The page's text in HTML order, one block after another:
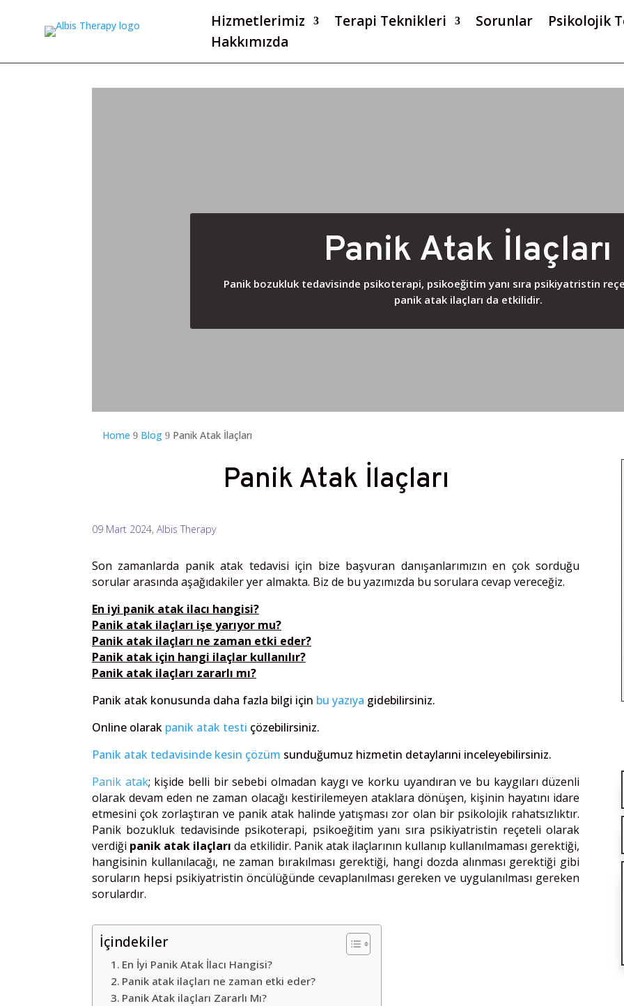
Hizmetlerimiz Terapi Teknikleri Sorunlar Psikolojik
Hakkımızda
Panik Atak İlaçları
Panik bozukluk tedavisinde psikoterapi, psikoeğitim yanı sıra psikiyatristin
panik atak ilaçları da etkilidir.
Home 9 Blog 9 Panik Atak İlaçları
Panik Atak İlaçları
09 Mart 2024, Albis Therapy
Son zamanlarda panik atak tedavisi için bize başvuran danışanlarımızın en çok sorduğu
sorular arasında aşağıdakiler yer almakta. Biz de bu yazımızda bu sorulara cevap vereceğiz.
En iyi panik atak ilacı hangisi?
Panik atak ilaçları işe yarıyor mu?
Panik atak ilaçları ne zaman etki eder?
Panik atak için hangi ilaçlar kullanılır?
Panik atak ilaçları zararlı mı?
Panik atak konusunda daha fazla bilgi için bu yazıya gidebilirsiniz.
Online olarak panik atak testi çözebilirsiniz.
Panik atak tedavisinde kesin çözüm sunduğumuz hizmetin detaylarıni inceleyebilirsiniz.
Panik atak; kişide belli bir sebebi olmadan kaygı ve korku uyandıran ve bu kaygıları düzenli
olarak devam eden ne zaman olacağı kestirilemeyen ataklara dönüşen, kişinin hayatını idare
etmesini çok zorlaştıran ve panik atak halinde yatışması zor olan bir psikolojik rahatsızlıktır.
Panik bozukluk tedavisinde psikoterapi, psikoeğitim yanı sıra psikiyatristin reçeteli olarak
verdiği panik atak ilaçları da etkilidir. Panik atak ilaçlarının kullanıp kullanılmaması gerektiği,
hangisinin kullanılacağı, ne zaman bırakılması gerektiği, hangi dozda alınması gerektiği gibi
soruların hepsi psikiyatristin öncülüğünde cevaplanılması gereken ve uygulanılması gereken
sorulardır.
İçindekiler
En İyi Panik Atak İlacı Hangisi?
Panik atak ilaçları ne zaman etki eder?
Panik Atak ilaçları Zararlı Mı?